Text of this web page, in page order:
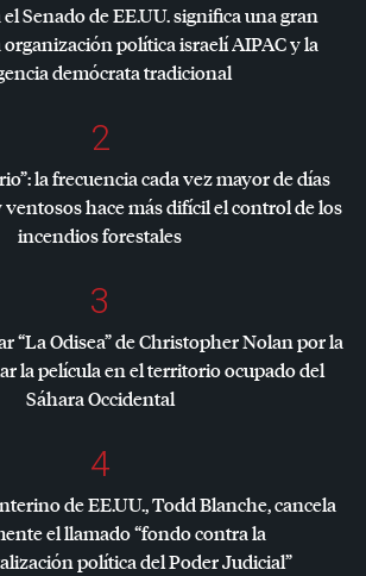
Senado de EE.UU. significa una gran
organización política israelíAIPACy la
demócrata tradicional
2
la frecuencia cada vez mayor de días
ventosos hace más difícil el control de los
incendios forestales
3
“La Odisea” de Christopher Nolan por la
la película en el territorio ocupado del
Sáhara Occidental
4
de EE.UU., Todd Blanche, cancela
el llamado “fondo contra la
política del Poder Judicial”